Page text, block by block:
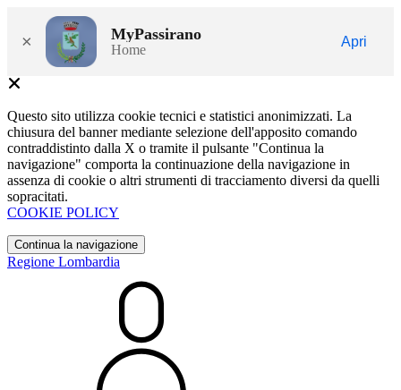
× MyPassirano
Home
Apri
Questo sito utilizza cookie tecnici e statistici anonimizzati. La
chiusura del banner mediante selezione dell'apposito comando
contraddistinto dalla X o tramite il pulsante "Continua la
navigazione" comporta la continuazione della navigazione in
assenza di cookie o altri strumenti di tracciamento diversi da quelli
sopracitati.
COOKIE POLICY
Continua la navigazione
Regione Lombardia